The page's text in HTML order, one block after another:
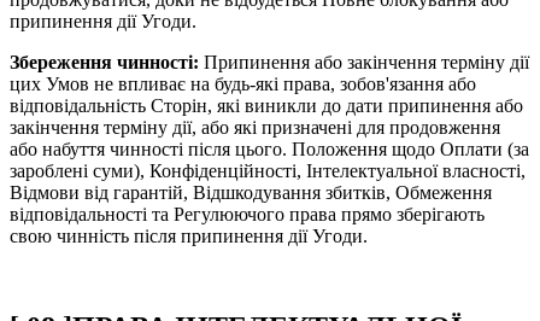
припинення дії Угоди.
Збереження чинності: Припинення або закінчення терміну дії
цих Умов не впливає на будь-які права, зобов'язання або
відповідальність Сторін, які виникли до дати припинення або
закінчення терміну дії, або які призначені для продовження
або набуття чинності після цього. Положення щодо Оплати (за
зароблені суми), Конфіденційності, Інтелектуальної власності,
Відмови від гарантій, Відшкодування збитків, Обмеження
відповідальності та Регулюючого права прямо зберігають
свою чинність після припинення дії Угоди.